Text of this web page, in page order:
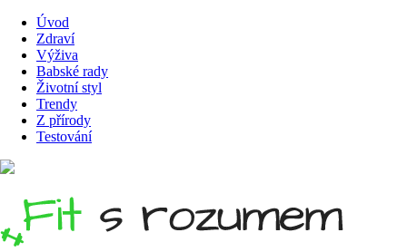
Úvod
Zdraví
Výživa
Babské rady
Životní styl
Trendy
Z přírody
Testování